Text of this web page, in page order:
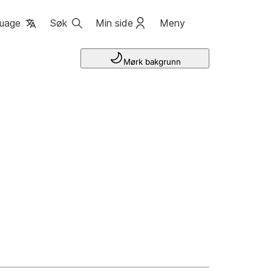
Søk Min side Meny
Mørk bakgrunn